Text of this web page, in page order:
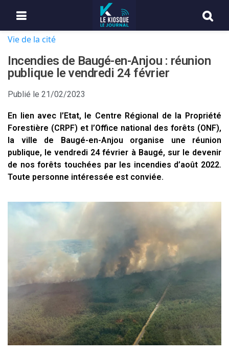
Vie de la cité
Incendies de Baugé-en-Anjou : réunion
publique le vendredi 24 février
Publié le 21/02/2023
En lien avec l’Etat, le Centre Régional de la Propriété
Forestière (CRPF) et l’Office national des forêts (ONF),
la ville de Baugé-en-Anjou organise une réunion
publique, le vendredi 24 février à Baugé, sur le devenir
de nos forêts touchées par les incendies d’août 2022.
Toute personne intéressée est conviée.